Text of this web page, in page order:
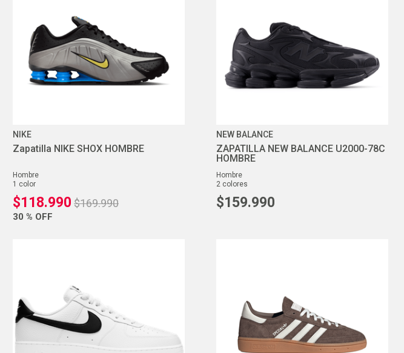
NIKE
Zapatilla NIKE SHOX HOMBRE
hombre
1 color
$118.990 $169.990
30 % OFF
NEW BALANCE
ZAPATILLA NEW BALANCE U2000-78C
HOMBRE
hombre
2 colores
$159.990